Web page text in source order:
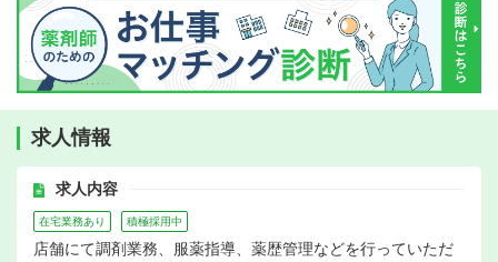
求人情報
求人内容
在宅業務あり 積極採用中
店舗にて調剤業務、服薬指導、薬歴管理などを行っていただ